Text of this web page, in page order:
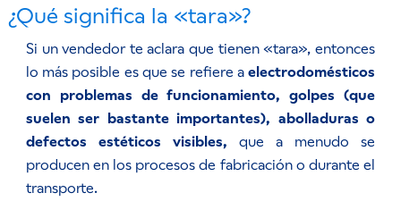
¿Qué significa la «tara»?
Si un vendedor te aclara que tienen «tara», entonces
lo más posible es que se refiere aelectrodomésticos
con problemas de funcionamiento, golpes (que
suelen ser bastante importantes), abolladuras o
defectos estéticos visibles, que a menudo se
producen en los procesos de fabricación o durante el
transporte.